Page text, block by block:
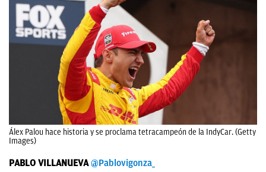
Álex Palou hace historia y se proclama tetracampeón de la IndyCar. (Getty
Images)
PABLO VILLANUEVA @Pablovigonza_